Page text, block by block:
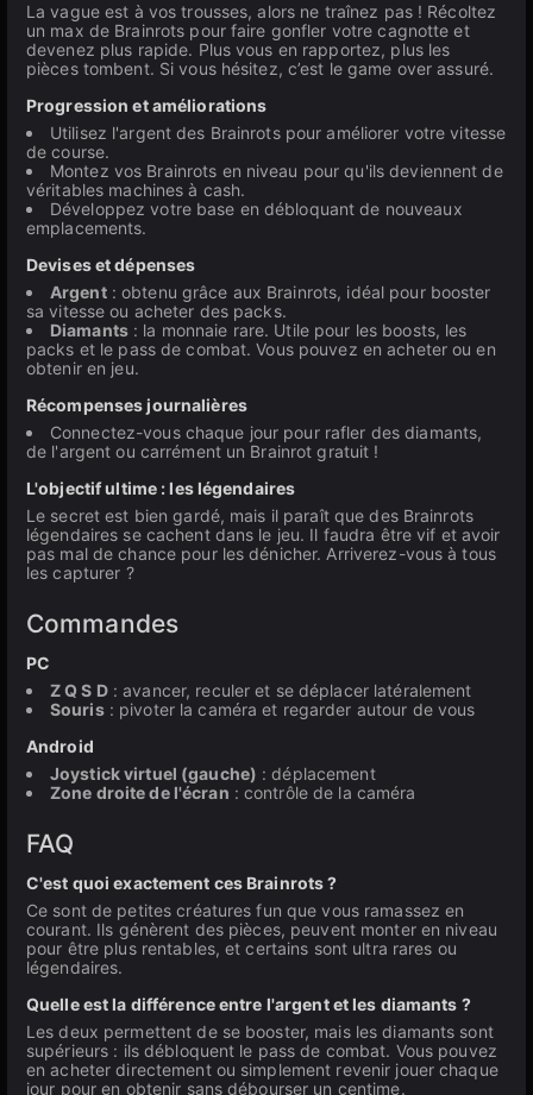
La vague est à vos trousses, alors ne traînez pas ! Récoltez
un max de Brainrots pour faire gonfler votre cagnotte et
devenez plus rapide. Plus vous en rapportez, plus les
pièces tombent. Si vous hésitez, c’est le game over assuré.
Progression et améliorations
Utilisez l'argent des Brainrots pour améliorer votre vitesse
de course.
Montez vos Brainrots en niveau pour qu'ils deviennent de
véritables machines à cash.
Développez votre base en débloquant de nouveaux
emplacements.
Devises et dépenses
Argent: obtenu grâce aux Brainrots, idéal pour booster
sa vitesse ou acheter des packs.
Diamants: la monnaie rare. Utile pour les boosts, les
packs et le pass de combat. Vous pouvez en acheter ou en
obtenir en jeu.
Récompenses journalières
Connectez-vous chaque jour pour rafler des diamants,
de l'argent ou carrément un Brainrot gratuit !
L'objectif ultime : les légendaires
Le secret est bien gardé, mais il paraît que des Brainrots
légendaires se cachent dans le jeu. Il faudra être vif et avoir
pas mal de chance pour les dénicher. Arriverez-vous à tous
les capturer ?
Commandes
PC
Z Q S D: avancer, reculer et se déplacer latéralement
Souris: pivoter la caméra et regarder autour de vous
Android
Joystick virtuel (gauche) : déplacement
Zone droite de l'écran : contrôle de la caméra
FAQ
C'est quoi exactement ces Brainrots ?
Ce sont de petites créatures fun que vous ramassez en
courant. Ils génèrent des pièces, peuvent monter en niveau
pour être plus rentables, et certains sont ultra rares ou
légendaires.
Quelle est la différence entre l'argent et les diamants ?
Les deux permettent de se booster, mais les diamants sont
supérieurs : ils débloquent le pass de combat. Vous pouvez
en acheter directement ou simplement revenir jouer chaque
jour pour en obtenir sans débourser un centime.